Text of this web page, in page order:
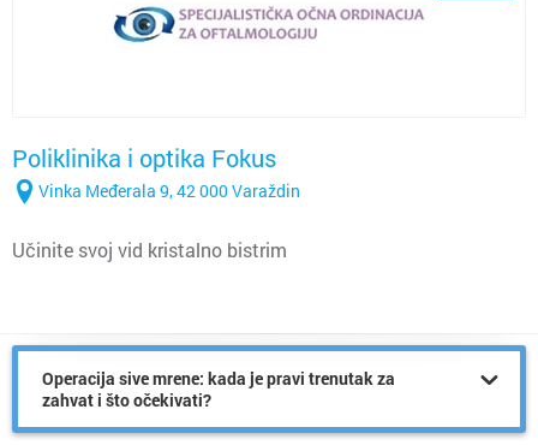
Poliklinika i optika Fokus
Vinka Međerala 9, 42 000 Varaždin
Učinite svoj vid kristalno bistrim
Operacija sive mrene: kada je pravi trenutak za
zahvat i što očekivati?